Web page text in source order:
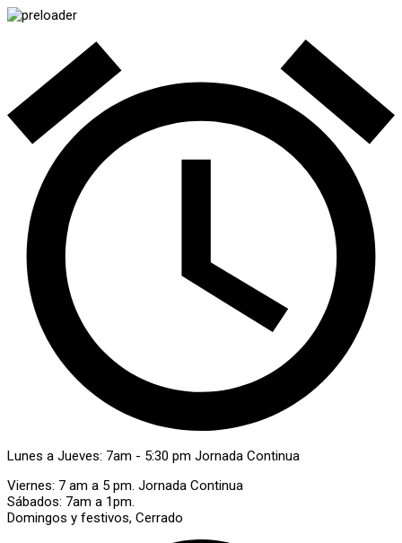
Lunes a Jueves: 7am - 5:30 pm Jornada Continua
Viernes: 7 am a 5 pm. Jornada Continua
Sábados: 7am a 1pm.
Domingos y festivos, Cerrado